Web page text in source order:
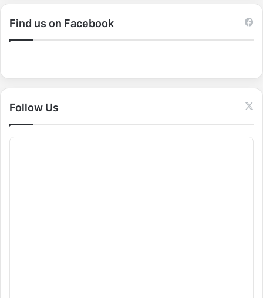
r
r
:
Find us on Facebook
Follow Us